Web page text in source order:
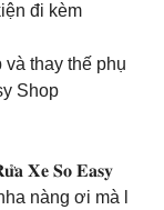
đi kèm
thay thế phụ
Shop
𝐗𝐞 𝐒𝐨 𝐄𝐚𝐬𝐲
nàng ơi mà l